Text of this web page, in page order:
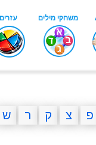
פ צ ק ר ש